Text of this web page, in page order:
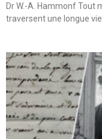
Dr W.-A. Hammonf Tout
traversent une longue